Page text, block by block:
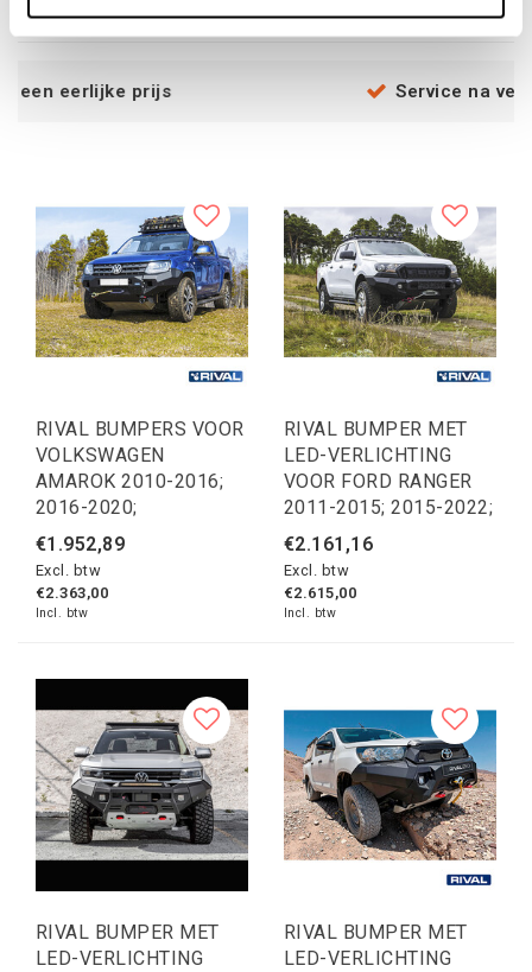
Incl. btw Incl. btw
prijs Service na verkoop
RIVAL BUMPERS VOOR
VOLKSWAGEN
AMAROK 2010-2016;
2016-2020;
€1.952,89
Excl. btw
€2.363,00
Incl. btw
RIVAL BUMPER MET
LED-VERLICHTING
VOOR FORD RANGER
2011-2015; 2015-2022;
€2.161,16
Excl. btw
€2.615,00
Incl. btw
RIVAL BUMPER MET
LED-VERLICHTING
RIVAL BUMPER MET
LED-VERLICHTING